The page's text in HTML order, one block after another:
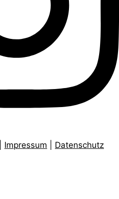
Impressum Datenschutz